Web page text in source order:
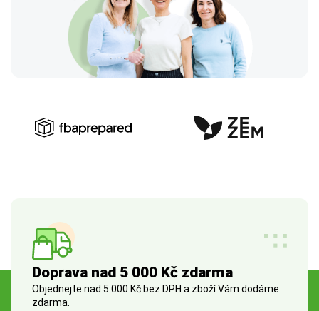
Doprava nad 5 000 Kč zdarma
Objednejte nad 5 000 Kč bez DPH a zboží Vám dodáme
zdarma.